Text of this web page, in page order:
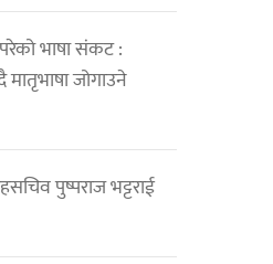
भाषा संकट :
मातृभाषा जोगाउने
पुष्पराज भट्टराई